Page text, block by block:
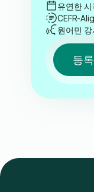
유연한
CEFR-
원어민 강
등록